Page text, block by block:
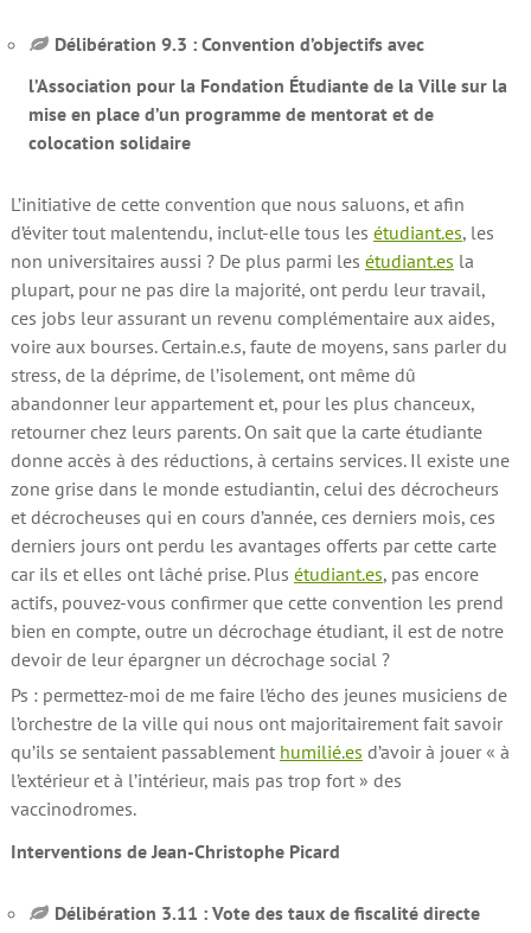
Délibération 9.3 : Convention d’objectifs avec
l’Association pour la Fondation Étudiante de la Ville sur la
mise en place d’un programme de mentorat et de
colocation solidaire
L’initiative de cette convention que nous saluons, et afin
d’éviter tout malentendu, inclut-elle tous les étudiant.es, les
non universitaires aussi ? De plus parmi les étudiant.es la
plupart, pour ne pas dire la majorité, ont perdu leur travail,
ces jobs leur assurant un revenu complémentaire aux aides,
voire aux bourses. Certain.e.s, faute de moyens, sans parler du
stress, de la déprime, de l’isolement, ont même dû
abandonner leur appartement et, pour les plus chanceux,
retourner chez leurs parents. On sait que la carte étudiante
donne accès à des réductions, à certains services. Il existe une
zone grise dans le monde estudiantin, celui des décrocheurs
et décrocheuses qui en cours d’année, ces derniers mois, ces
derniers jours ont perdu les avantages offerts par cette carte
car ils et elles ont lâché prise. Plus étudiant.es, pas encore
actifs, pouvez-vous confirmer que cette convention les prend
bien en compte, outre un décrochage étudiant, il est de notre
devoir de leur épargner un décrochage social ?
Ps : permettez-moi de me faire l’écho des jeunes musiciens de
l’orchestre de la ville qui nous ont majoritairement fait savoir
qu’ils se sentaient passablement humilié.es d’avoir à jouer « à
l’extérieur et à l’intérieur, mais pas trop fort » des
vaccinodromes.
Interventions de Jean-Christophe Picard
Délibération 3.11 : Vote des taux de fiscalité directe